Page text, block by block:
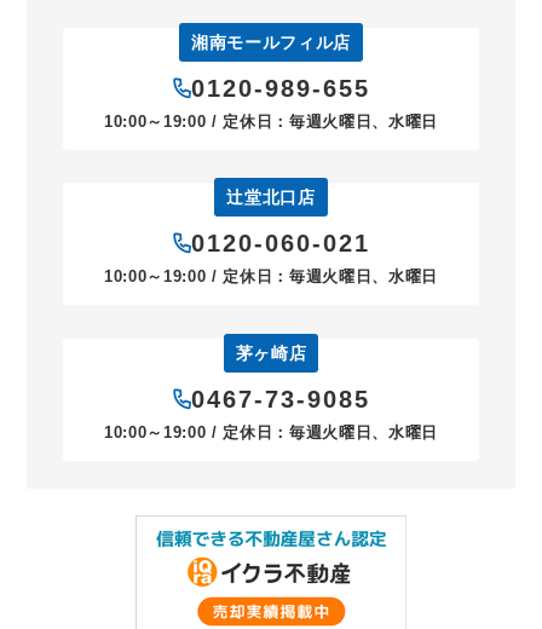
湘南モールフィル店
0120-989-655
10:00～19:00 / 定休日：毎週火曜日、水曜日
辻堂北口店
0120-060-021
10:00～19:00 / 定休日：毎週火曜日、水曜日
茅ヶ崎店
0467-73-9085
10:00～19:00 / 定休日：毎週火曜日、水曜日